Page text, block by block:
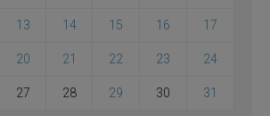
13 14 15 16 17
20 21 22 23 24
27 28 29 30 31